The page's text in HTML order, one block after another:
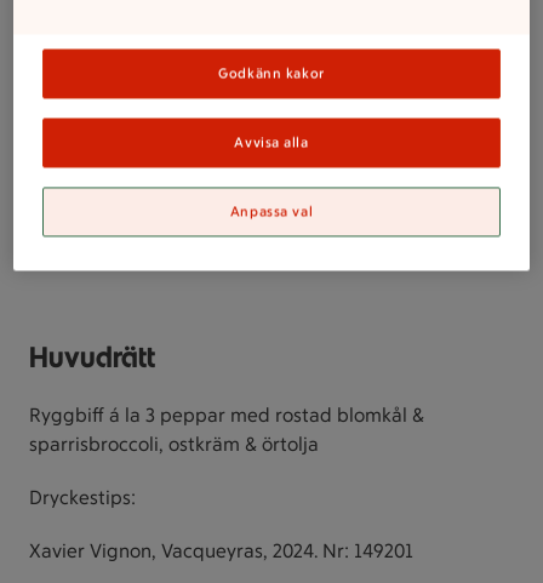
Förrätt
Dryckestips:
Catch & Release, Sauvignon blanc, 2025. Nr: 7558601
Huvudrätt
Ryggbiff á la 3 peppar med rostad blomkål &
sparrisbroccoli, ostkräm & örtolja
Dryckestips:
Xavier Vignon, Vacqueyras, 2024. Nr: 149201
Godkänn kakor
Avvisa alla
Anpassa val